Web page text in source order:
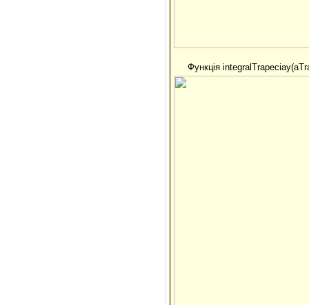
Функція